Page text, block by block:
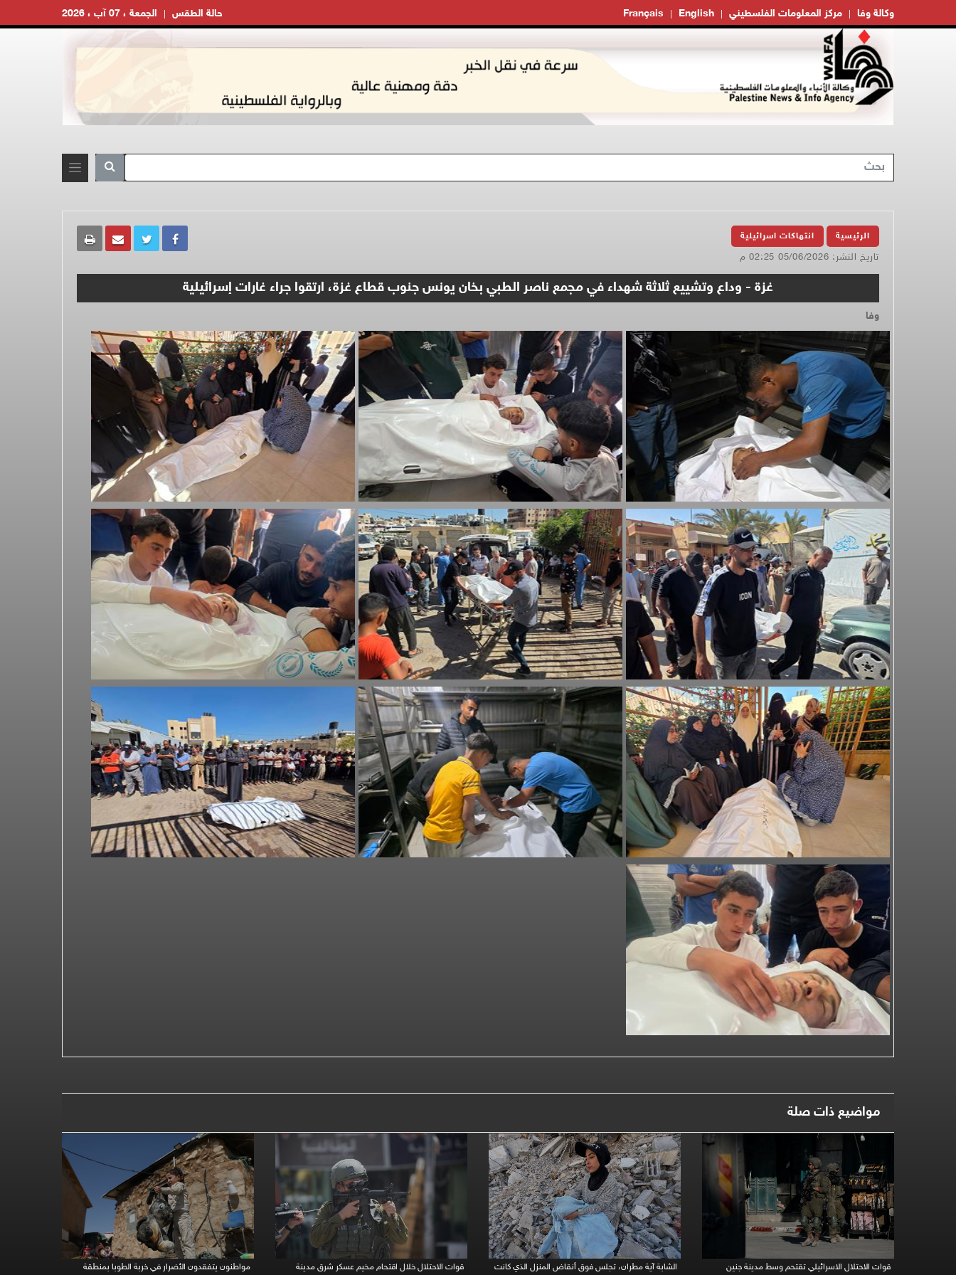
Français English مركز المعلومات الفلسطيني وكالة وفا الجمعة ، 07 آب ، 2026 حالة الطقس
الرئيسية انتهاكات اسرائيلية
تاريخ النشر: 05/06/2026 02:25 م
غزة - وداع وتشييع ثلاثة شهداء في مجمع ناصر الطبي بخان يونس جنوب قطاع غزة، ارتقوا جراء غارات إسرائيلية
وفا
مواضيع ذات صلة
قوات الاحتلال الاسرائيلي تقتحم وسط مدينة جنين الشابة آية مطران، تجلس فوق أنقاض المنزل الذي كانت قوات الاحتلال خلال اقتحام مخيم عسكر شرق مدينة مواطنون يتفقدون الأضرار في خربة الطوبا بمنطقة